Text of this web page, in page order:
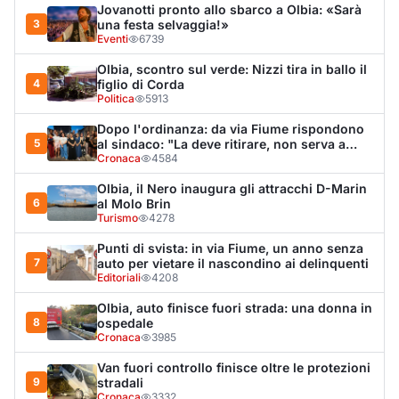
Editoriali 4208
8
Olbia, auto finisce fuori strada: una donna in
ospedale
Cronaca 3985
9
Van fuori controllo finisce oltre le protezioni
stradali
Cronaca 3332
10
Salmo mostra la cicatrice sul volto: “Il
tumore è tornato”
Spettacolo 3261